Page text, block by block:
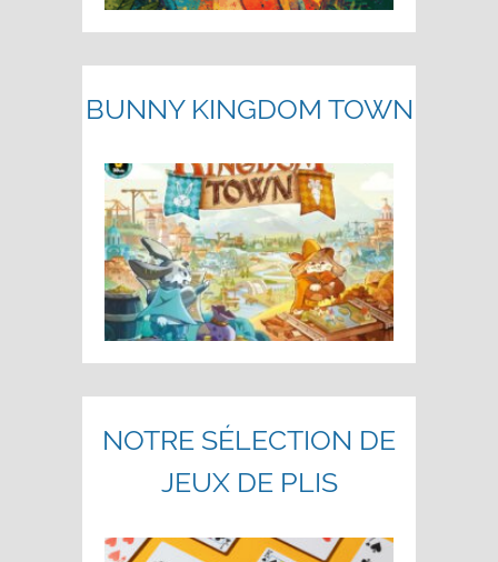
BUNNY KINGDOM TOWN
NOTRE SÉLECTION DE
JEUX DE PLIS